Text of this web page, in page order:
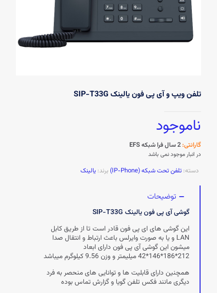
تلفن ویپ و آی پی فون یالینک SIP-T33G
ناموجود
گارانتی: 2 سال فرا شبکه EFS
در انبار موجود نمی باشد
دسته: تلفن تحت شبکه (IP-Phone) برند: یالینک
توضیحات
گوشی آی پی فون یالینک SIP-T33G
این گوشی های ای پی فون قادر است تا از طریق کابل
LAN و یا به صورت وایرلس باعث ارتباط و انتقال صدا
میشون این گوشی آی پی فون دارای ابعاد
212*186*146*42 میلیمتر و وزن 9.56 کیلوگرم میباشد
همچنین دارای قابلیت ها و توانایی های منحصر به فرد
دیگری مانند فکس تلفن گویا و گزارش تماس بوده